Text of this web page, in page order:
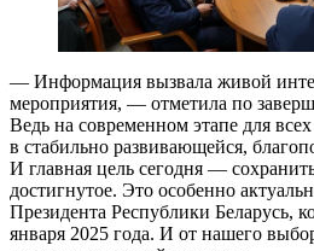
— Информация вызвала живой
мероприятия, — отметила по
Ведь на современном этапе для
в стабильно развивающейся,
И главная цель сегодня —
достигнутое. Это особенно
Президента Республики Беларусь,
января 2025 года. И от нашего